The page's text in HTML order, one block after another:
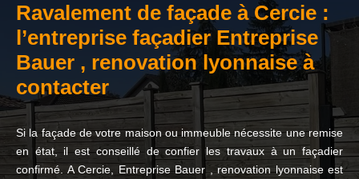
Ravalement de façade à Cercie :
l’entreprise façadier Entreprise
Bauer , renovation lyonnaise à
contacter
Si la façade de votre maison ou immeuble nécessite une remise
en état, il est conseillé de confier les travaux à un façadier
confirmé. A Cercie, Entreprise Bauer , renovation lyonnaise est